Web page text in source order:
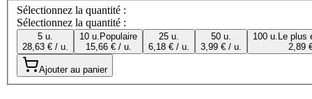
Sélectionnez la quantité :
Sélectionnez la quantité :
5 u.
28,63 € / u.
10 u. Populaire
15,66 € / u.
25 u.
6,18 € / u.
50 u.
3,99 € / u.
100 u. Le plus
2,89
Ajouter au panier